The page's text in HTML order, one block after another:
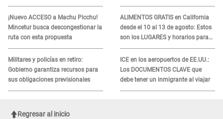
¡Nuevo ACCESO a Machu Picchu!
Mincetur busca descongestionar la
ruta con esta propuesta
Militares y policías en retiro:
Gobierno garantiza recursos para
sus obligaciones previsionales
ALIMENTOS GRATIS en California
desde el 10 al 13 de agosto: Estos
son los LUGARES y horarios para
recibir la ayuda
ICE en los aeropuertos de EE.UU.:
Los DOCUMENTOS CLAVE que
debe tener un inmigrante al viajar
Regresar al inicio